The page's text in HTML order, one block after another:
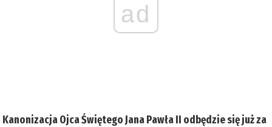
ad
Kanonizacja Ojca Świętego Jana Pawła II odbędzie się już za